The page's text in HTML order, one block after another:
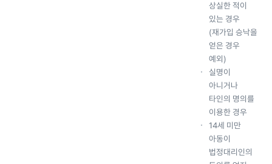
상실한 적이
있는 경우
(재가입 승낙을
얻은 경우
예외)
실명이
아니거나
타인의 명의를
이용한 경우
14세 미만
아동이
법정대리인의